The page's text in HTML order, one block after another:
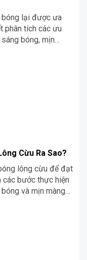
bóng lại được ưa
phân tích các ưu
bóng, mịn
Cừu Ra Sao?
lông cừu để đạt
các bước thực hiện
và mịn màng